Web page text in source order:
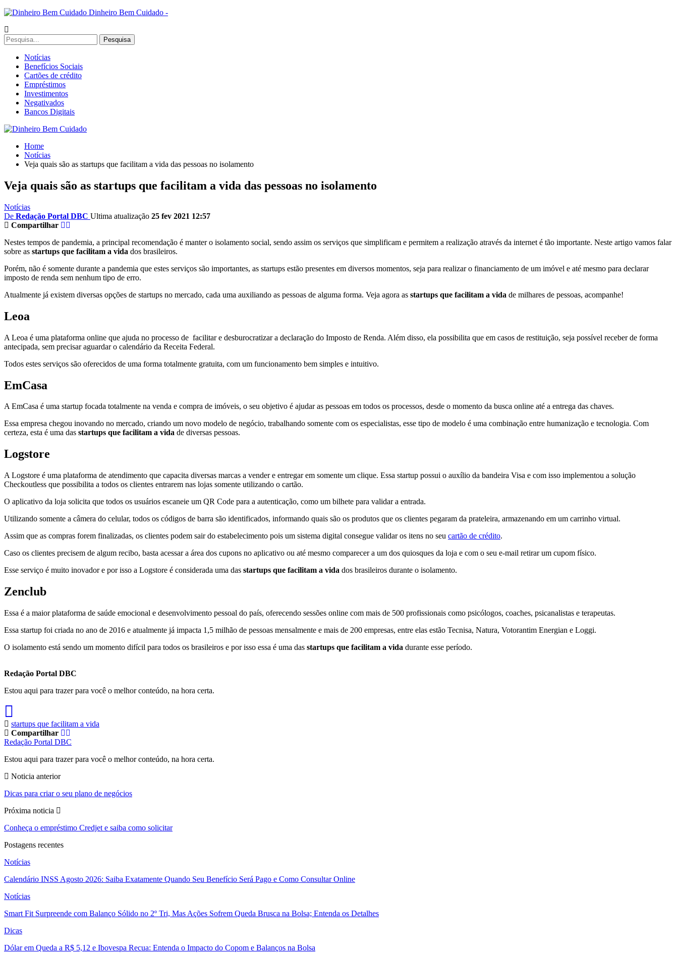
Dinheiro Bem Cuidado -
Notícias
Benefícios Sociais
Cartões de crédito
Empréstimos
Investimentos
Negativados
Bancos Digitais
Home
Notícias
Veja quais são as startups que facilitam a vida das pessoas no isolamento
Veja quais são as startups que facilitam a vida das pessoas no isolamento
Notícias
De Redação Portal DBC Ultima atualização 25 fev 2021 12:57
Compartilhar
Nestes tempos de pandemia, a principal recomendação é manter o isolamento social, sendo assim os serviços que simplificam e permitem a realização através da internet é tão importante. Neste artigo vamos falar
sobre as startups que facilitam a vida dos brasileiros.
Porém, não é somente durante a pandemia que estes serviços são importantes, as startups estão presentes em diversos momentos, seja para realizar o financiamento de um imóvel e até mesmo para declarar
imposto de renda sem nenhum tipo de erro.
Atualmente já existem diversas opções de startups no mercado, cada uma auxiliando as pessoas de alguma forma. Veja agora as startups que facilitam a vida de milhares de pessoas, acompanhe!
Leoa
A Leoa é uma plataforma online que ajuda no processo de facilitar e desburocratizar a declaração do Imposto de Renda. Além disso, ela possibilita que em casos de restituição, seja possível receber de forma
antecipada, sem precisar aguardar o calendário da Receita Federal.
Todos estes serviços são oferecidos de uma forma totalmente gratuita, com um funcionamento bem simples e intuitivo.
EmCasa
A EmCasa é uma startup focada totalmente na venda e compra de imóveis, o seu objetivo é ajudar as pessoas em todos os processos, desde o momento da busca online até a entrega das chaves.
Essa empresa chegou inovando no mercado, criando um novo modelo de negócio, trabalhando somente com os especialistas, esse tipo de modelo é uma combinação entre humanização e tecnologia. Com
certeza, esta é uma das startups que facilitam a vida de diversas pessoas.
Logstore
A Logstore é uma plataforma de atendimento que capacita diversas marcas a vender e entregar em somente um clique. Essa startup possui o auxílio da bandeira Visa e com isso implementou a solução
Checkoutless que possibilita a todos os clientes entrarem nas lojas somente utilizando o cartão.
O aplicativo da loja solicita que todos os usuários escaneie um QR Code para a autenticação, como um bilhete para validar a entrada.
Utilizando somente a câmera do celular, todos os códigos de barra são identificados, informando quais são os produtos que os clientes pegaram da prateleira, armazenando em um carrinho virtual.
Assim que as compras forem finalizadas, os clientes podem sair do estabelecimento pois um sistema digital consegue validar os itens no seu cartão de crédito.
Caso os clientes precisem de algum recibo, basta acessar a área dos cupons no aplicativo ou até mesmo comparecer a um dos quiosques da loja e com o seu e-mail retirar um cupom físico.
Esse serviço é muito inovador e por isso a Logstore é considerada uma das startups que facilitam a vida dos brasileiros durante o isolamento.
Zenclub
Essa é a maior plataforma de saúde emocional e desenvolvimento pessoal do país, oferecendo sessões online com mais de 500 profissionais como psicólogos, coaches, psicanalistas e terapeutas.
Essa startup foi criada no ano de 2016 e atualmente já impacta 1,5 milhão de pessoas mensalmente e mais de 200 empresas, entre elas estão Tecnisa, Natura, Votorantim Energian e Loggi.
O isolamento está sendo um momento difícil para todos os brasileiros e por isso essa é uma das startups que facilitam a vida durante esse período.
Redação Portal DBC
Estou aqui para trazer para você o melhor conteúdo, na hora certa.
startups que facilitam a vida
Compartilhar
Redação Portal DBC
Estou aqui para trazer para você o melhor conteúdo, na hora certa.
Noticia anterior
Dicas para criar o seu plano de negócios
Próxima noticia
Conheça o empréstimo Credjet e saiba como solicitar
Postagens recentes
Notícias
Calendário INSS Agosto 2026: Saiba Exatamente Quando Seu Benefício Será Pago e Como Consultar Online
Notícias
Smart Fit Surpreende com Balanço Sólido no 2º Tri, Mas Ações Sofrem Queda Brusca na Bolsa; Entenda os Detalhes
Dicas
Dólar em Queda a R$ 5,12 e Ibovespa Recua: Entenda o Impacto do Copom e Balanços na Bolsa